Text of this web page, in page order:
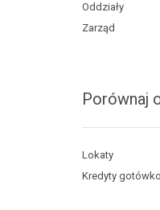
Oddziały
Zarząd
Porównaj
Lokaty
Kredyty